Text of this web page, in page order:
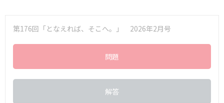
第176回「となえれば、そこへ。」 2026年2月号
問題
解答